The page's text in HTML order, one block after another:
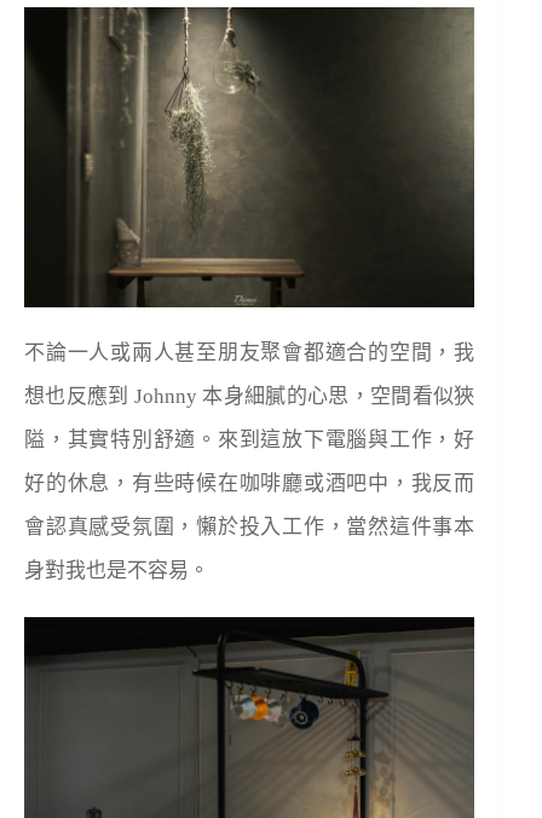
不論一人或兩人甚至朋友聚會都適合的空間，我
想也反應到 Johnny 本身細膩的心思，空間看似狹
隘，其實特別舒適。來到這放下電腦與工作，好
好的休息，有些時候在咖啡廳或酒吧中，我反而
會認真感受氛圍，懶於投入工作，當然這件事本
身對我也是不容易。